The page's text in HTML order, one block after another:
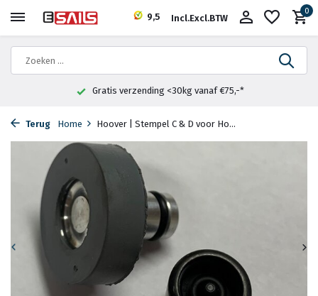
9,5 Incl.Excl.BTW
0
Gratis verzending <30kg vanaf €75,-*
Terug Home Hoover | Stempel C & D voor Ho...